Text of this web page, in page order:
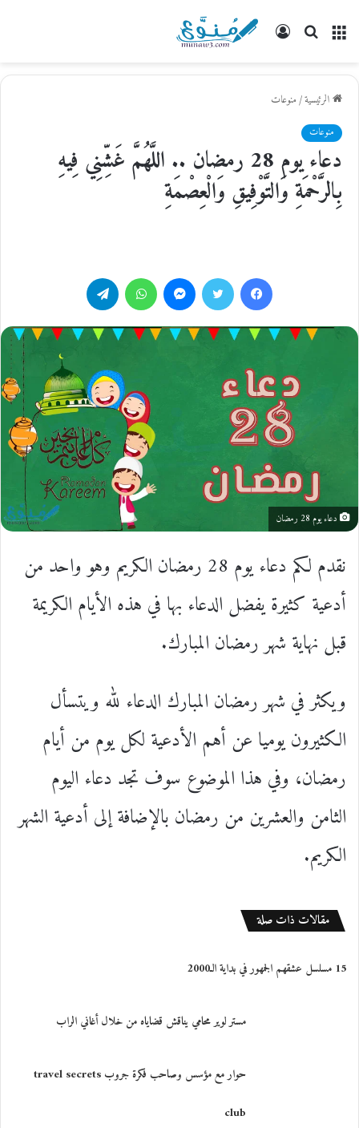
القائمة
بحث
تسجيل
الرئيسية/منوعات
منوعات
دعاء يوم 28 رمضان .. اللَّهُمَّ غَشِّنِي فِيهِ
بِالرَّحْمَةِ وَالتَّوْفِيقِ وَالْعِصْمَةِ
فيسبوك تويتر ماسنجر واتساب
دعاء يوم 28 رمضان
نقدم لكم دعاء يوم 28 رمضان الكريم وهو واحد من
أدعية كثيرة يفضل الدعاء بها في هذه الأيام الكريمة
قبل نهاية شهر رمضان المبارك.‏
‏ويكثر في شهر رمضان المبارك الدعاء لله ويتسأل
الكثيرون يوميا عن أهم الأدعية لكل يوم من أيام
رمضان، وفي هذا الموضوع سوف تجد دعاء اليوم
الثامن والعشرين من رمضان بالإضافة إلى أدعية الشهر
الكريم.
مقالات ذات صلة
15 مسلسل عشقهم الجمهور في بداية الـ2000
‎مستر لوير محامي يناقش قضاياه من خلال أغاني الراب
حوار مع مؤسس وصاحب فكرة جروب travel secrets
club